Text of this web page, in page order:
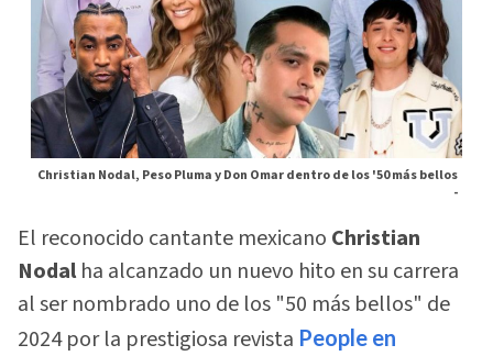
Christian Nodal, Peso Pluma y Don Omar dentro de los '50 más bellos
-
El reconocido cantante mexicano Christian
Nodalha alcanzado un nuevo hito en su carrera
al ser nombrado uno de los "50 más bellos" de
2024 por la prestigiosa revista People en